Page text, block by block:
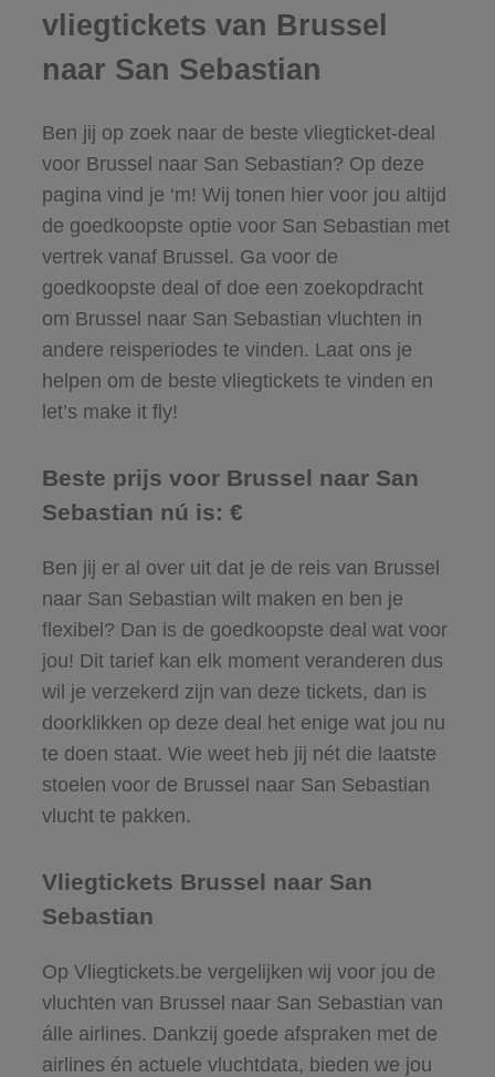
vliegtickets van Brussel
naar San Sebastian
Ben jij op zoek naar de beste vliegticket-deal
voor Brussel naar San Sebastian? Op deze
pagina vind je ‘m! Wij tonen hier voor jou altijd
de goedkoopste optie voor San Sebastian met
vertrek vanaf Brussel. Ga voor de
goedkoopste deal of doe een zoekopdracht
om Brussel naar San Sebastian vluchten in
andere reisperiodes te vinden. Laat ons je
helpen om de beste vliegtickets te vinden en
let’s make it fly!
Beste prijs voor Brussel naar San
Sebastian nú is: €
Ben jij er al over uit dat je de reis van Brussel
naar San Sebastian wilt maken en ben je
flexibel? Dan is de goedkoopste deal wat voor
jou! Dit tarief kan elk moment veranderen dus
wil je verzekerd zijn van deze tickets, dan is
doorklikken op deze deal het enige wat jou nu
te doen staat. Wie weet heb jij nét die laatste
stoelen voor de Brussel naar San Sebastian
vlucht te pakken.
Vliegtickets Brussel naar San
Sebastian
Op Vliegtickets.be vergelijken wij voor jou de
vluchten van Brussel naar San Sebastian van
álle airlines. Dankzij goede afspraken met de
airlines én actuele vluchtdata, bieden we jou